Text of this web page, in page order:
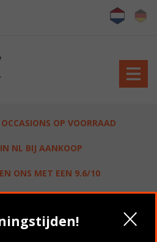
OP VOORRAAD
NL BIJ AANKOOP
ONS MET EEN 9.6/10
DG CV 11.00×3.70 , 3